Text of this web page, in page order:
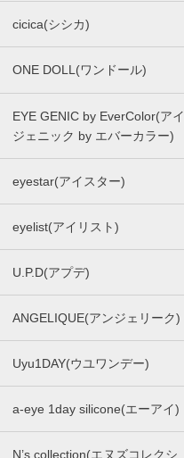
cicica(シシカ)
ONE DOLL(ワンドール)
EYE GENIC by EverColor(アイ
ジェニック by エバーカラー)
eyestar(アイスター)
eyelist(アイリスト)
U.P.D(アプデ)
ANGELIQUE(アンジェリーク)
Uyu1DAY(ウユワンデー)
a-eye 1day silicone(エーアイ)
N’s collection(エヌズコレクシ